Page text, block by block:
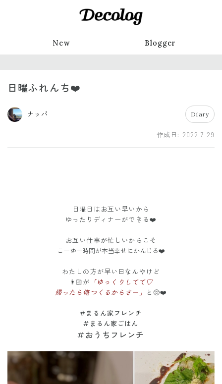
New Blogger
日曜ふれんち❤️
ナッパ Diary
作成日: 2022.7.29
日曜日はお互い早いから
ゆったりディナーができる❤️
お互い仕事が忙しいからこそ
こーゆー時間が本当幸せにかんじる❤️
わたしの方が早い日なんやけど
👨🏻が 「ゆっくりしてて♡
帰ったら俺つくるからさー」
と🥺❤️
#まるん家フレンチ
#まるん家ごはん
#おうちフレンチ